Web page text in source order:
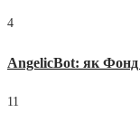
4
AngelicBot: як Фонд
11